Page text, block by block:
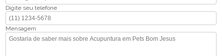
Digite seu telefone
Mensagem